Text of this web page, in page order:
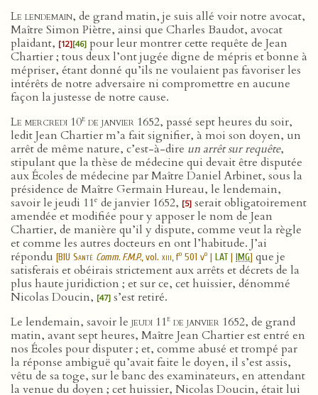
Le lendemain, de grand matin, je suis allé voir notre avocat,
Maître Simon Piètre, ainsi que Charles Baudot, avocat
plaidant, [12][46] pour leur montrer cette requête de Jean
Chartier ; tous deux l’ont jugée digne de mépris et bonne à
mépriser, étant donné qu’ils ne voulaient pas favoriser les
intérêts de notre adversaire ni compromettre en aucune
façon la justesse de notre cause.
Le mercredi 10e de janvier 1652, passé sept heures du soir,
ledit Jean Chartier m’a fait signifier, à moi son doyen, un
arrêt de même nature, c’est-à-dire un arrêt sur requête,
stipulant que la thèse de médecine qui devait être disputée
aux Écoles de médecine par Maître Daniel Arbinet, sous la
présidence de Maître Germain Hureau, le lendemain,
savoir le jeudi 11e de janvier 1652, [5] serait obligatoirement
amendée et modifiée pour y apposer le nom de Jean
Chartier, de manière qu’il y dispute, comme veut la règle
et comme les autres docteurs en ont l’habitude. J’ai
répondu [BIU Santé Comm. F.M.P., vol. xiii, fo 501 vo | LAT| IMG] que je
satisferais et obéirais strictement aux arrêts et décrets de la
plus haute juridiction ; et sur ce, cet huissier, dénommé
Nicolas Doucin, [47] s’est retiré.
Le lendemain, savoir le jeudi 11e de janvier 1652, de grand
matin, avant sept heures, Maître Jean Chartier est entré en
nos Écoles pour disputer ; et, comme abusé et trompé par
la réponse ambiguë qu’avait faite le doyen, il s’est assis,
vêtu de sa toge, sur le banc des examinateurs, en attendant
la venue du doyen ; cet huissier, Nicolas Doucin, était lui